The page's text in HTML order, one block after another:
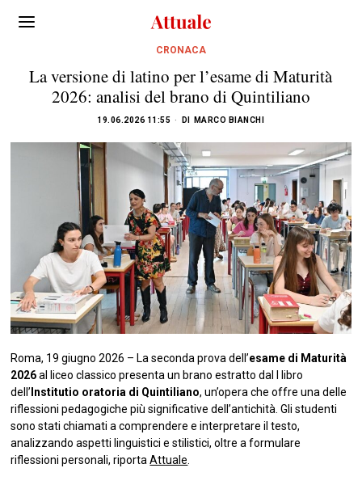
CRONACA
La versione di latino per l’esame di Maturità
2026: analisi del brano di Quintiliano
19.06.2026 11:55 DI MARCO BIANCHI
Roma, 19 giugno 2026 – La seconda prova dell’esame di Maturità
2026al liceo classico presenta un brano estratto dal I libro
dell’ Institutio oratoria di Quintiliano, un’opera che offre una delle
riflessioni pedagogiche più significative dell’antichità. Gli studenti
sono stati chiamati a comprendere e interpretare il testo,
analizzando aspetti linguistici e stilistici, oltre a formulare
riflessioni personali, riportaAttuale